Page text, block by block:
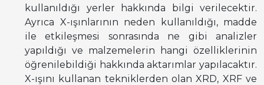
kullanıldığı yerler hakkında bilgi verilecektir.
Ayrıca X-ışınlarının neden kullanıldığı, madde
ile etkileşmesi sonrasında ne gibi analizler
yapıldığı ve malzemelerin hangi özelliklerinin
öğrenilebildiği hakkında aktarımlar yapılacaktır.
X-ışını kullanan tekniklerden olan XRD, XRF ve